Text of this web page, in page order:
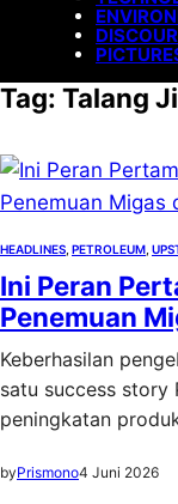
Tag: Talang
HEADLINES PETROLEUM
Ini Peran
Penemuan
Keberhasilan
satu success story
peningkatan
byPrismono4 Juni 2026